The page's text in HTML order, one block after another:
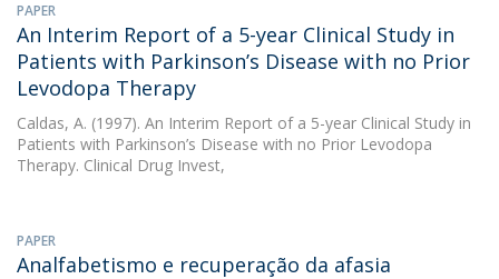
PAPER
An Interim Report of a 5-year Clinical Study in
Patients with Parkinson’s Disease with no Prior
Levodopa Therapy
Caldas, A. (1997). An Interim Report of a 5-year Clinical Study in
Patients with Parkinson’s Disease with no Prior Levodopa
Therapy. Clinical Drug Invest,
PAPER
Analfabetismo e recuperação da afasia